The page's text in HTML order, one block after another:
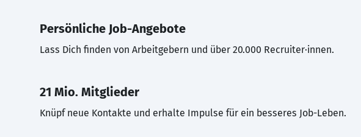
Persönliche Job-Angebote
Lass Dich finden von Arbeitgebern und über 20.000 Recruiter·innen.
21 Mio. Mitglieder
Knüpf neue Kontakte und erhalte Impulse für ein besseres Job-Leben.